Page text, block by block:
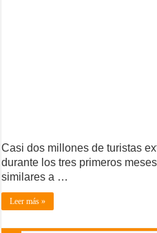
Casi dos millones de turistas
durante los tres primeros
similares a …
Leer más »